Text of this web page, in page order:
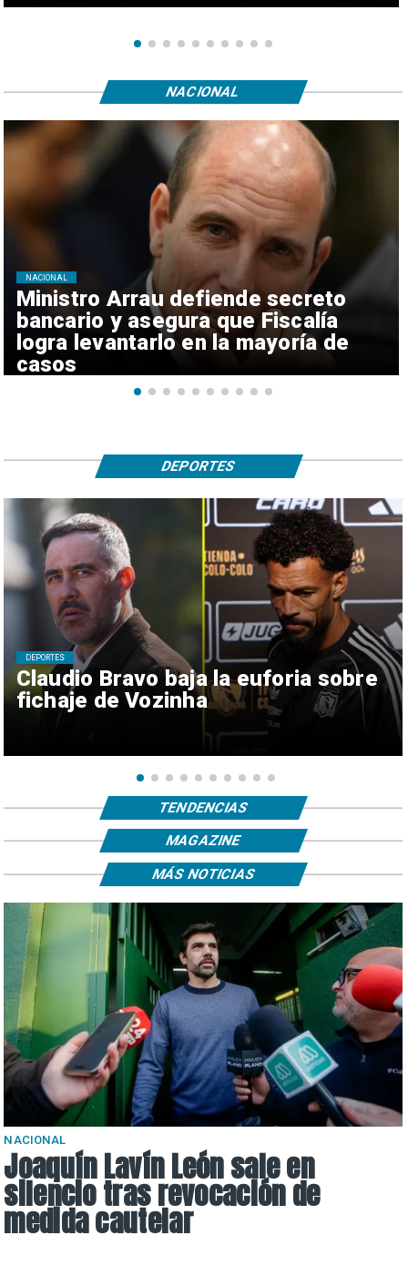
Ministro Arrau defiende secreto
bancario y asegura que Fiscalía
logra levantarlo en la mayoría de
casos
NACIONAL
NACIONAL
Claudio Bravo baja la euforia sobre
fichaje de Vozinha
DEPORTES
DEPORTES
TENDENCIAS
MAGAZINE
NACIONAL
Joaquín Lavín León sale en
silencio tras revocación de
medida cautelar
MÁS NOTICIAS